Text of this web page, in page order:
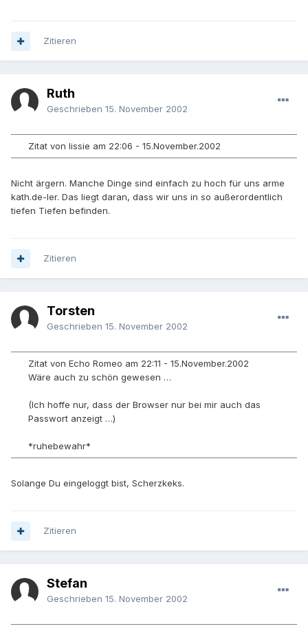
Zitieren
Ruth
Geschrieben 15. November 2002
Zitat von lissie am 22:06 - 15.November.2002
Nicht ärgern. Manche Dinge sind einfach zu hoch für uns arme
kath.de-ler. Das liegt daran, dass wir uns in so außerordentlich
tiefen Tiefen befinden.
Zitieren
Torsten
Geschrieben 15. November 2002
Zitat von Echo Romeo am 22:11 - 15.November.2002
Wäre auch zu schön gewesen …
(Ich hoffe nur, dass der Browser nur bei mir auch das
Passwort anzeigt …)
*ruhebewahr*
Solange Du eingeloggt bist, Scherzkeks.
Zitieren
Stefan
Geschrieben 15. November 2002